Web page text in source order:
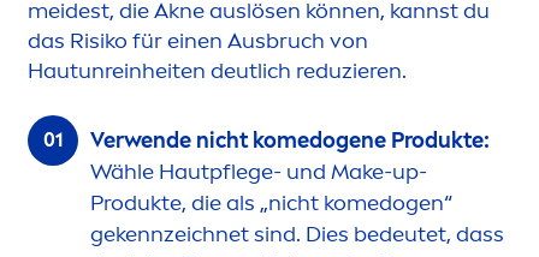
meidest, die Akne auslösen können, kannst du
das Risiko für einen Ausbruch von
Hautunreinheiten deutlich reduzieren.
Verwende nicht komedogene Produkte:
Wähle Hautpflege- und Make-up-
Produkte, die als „nicht komedogen“
gekennzeichnet sind. Dies bedeutet, dass